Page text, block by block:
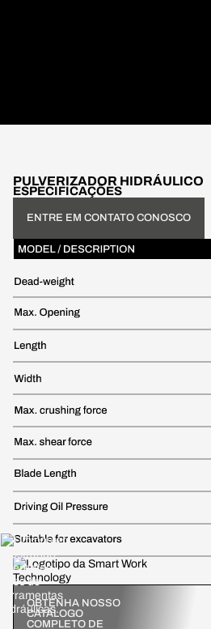
PULVERIZADOR HIDRÁULICO
ESPECIFICAÇÕES
ENTRE EM CONTATO CONOSCO
OBTENHA NOSSO
CATÁLOGO
COMPLETO DE